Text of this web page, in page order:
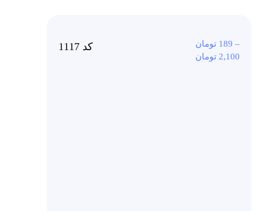
کد 1117 189 تومان
–
2,100 تومان